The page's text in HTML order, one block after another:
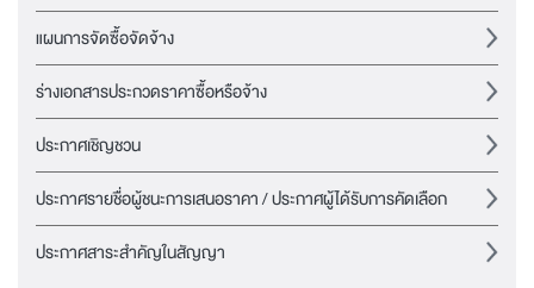
แผนการจัดซื้อจัดจ้าง
ร่างเอกสารประกวดราคาซื้อหรือจ้าง
ประกาศเชิญชวน
ประกาศรายชื่อผู้ชนะการเสนอราคา / ประกาศผู้ได้รับการคัดเลือก
ประกาศสาระสำคัญในสัญญา